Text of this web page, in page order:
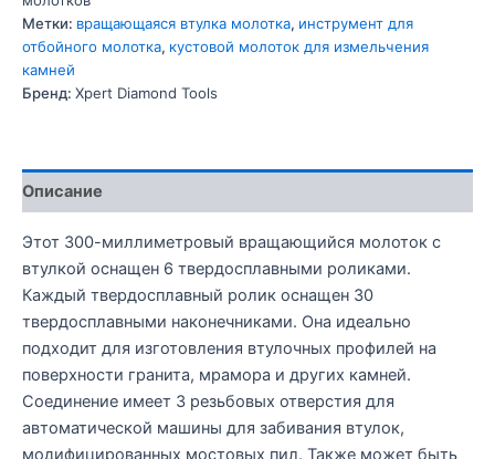
Метки: вращающаяся втулка молотка, инструмент для
отбойного молотка, кустовой молоток для измельчения
камней
Бренд: Xpert Diamond Tools
Описание
Этот 300-миллиметровый вращающийся молоток с
втулкой оснащен 6 твердосплавными роликами.
Каждый твердосплавный ролик оснащен 30
твердосплавными наконечниками. Она идеально
подходит для изготовления втулочных профилей на
поверхности гранита, мрамора и других камней.
Соединение имеет 3 резьбовых отверстия для
автоматической машины для забивания втулок,
модифицированных мостовых пил. Также может быть